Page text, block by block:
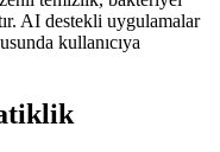
AI destekli uygulamalar
kullanıcıya